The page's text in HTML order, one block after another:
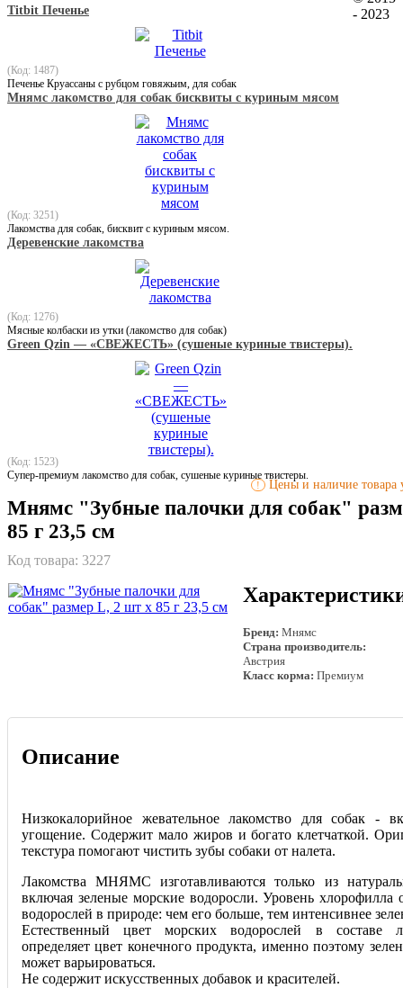
Titbit Печенье
(Код: 1487)
Печенье Круассаны с рубцом говяжьим, для собак
Мнямс лакомство для собак бисквиты с куриным мясом
(Код: 3251)
Лакомства для собак, бисквит с куриным мясом.
Деревенские лакомства
(Код: 1276)
Мясные колбаски из утки (лакомство для собак)
Green Qzin — «СВЕЖЕСТЬ» (сушеные куриные твистеры).
(Код: 1523)
Супер-премиум лакомство для собак, сушеные куриные твистеры.
! Цены и наличие товара
Мнямс "Зубные палочки для собак"
85 г 23,5 см
Код товара: 3227
Бренд: Мнямс
Страна производитель:
Австрия
Класс корма: Премиум
Описание
Низкокалорийное жевательное лакомство для собак -
угощение. Содержит мало жиров и богато клетчаткой.
текстура помогают чистить зубы собаки от налета.
Лакомства МНЯМС изготавливаются только из
включая зеленые морские водоросли. Уровень хлорофилла
водорослей в природе: чем его больше, тем интенсивнее
Естественный цвет морских водорослей в
определяет цвет конечного продукта, именно поэтому
может варьироваться.
Не содержит искусственных добавок и красителей.
- 2023